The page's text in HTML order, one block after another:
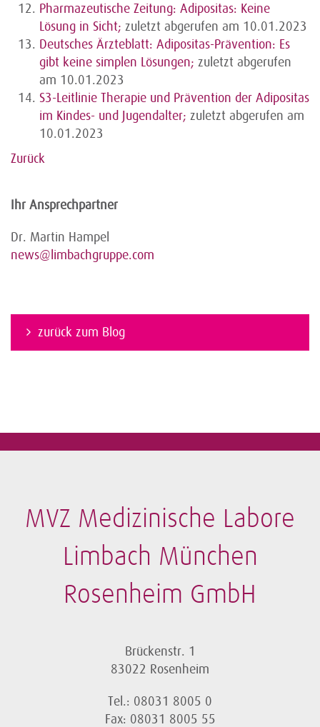
Pharmazeutische Zeitung: Adipositas: Keine
Lösung in Sicht; zuletzt abgerufen am 10.01.2023
Deutsches Ärzteblatt: Adipositas-Prävention: Es
gibt keine simplen Lösungen; zuletzt abgerufen
am 10.01.2023
S3-Leitlinie Therapie und Prävention der Adipositas
im Kindes- und Jugendalter; zuletzt abgerufen am
10.01.2023
Zurück
Ihr Ansprechpartner
Dr. Martin Hampel
news@limbachgruppe.com
zurück zum Blog
MVZ Medizinische Labore
Limbach München
Rosenheim GmbH
Brückenstr. 1
83022 Rosenheim
Tel.: 08031 8005 0
Fax: 08031 8005 55